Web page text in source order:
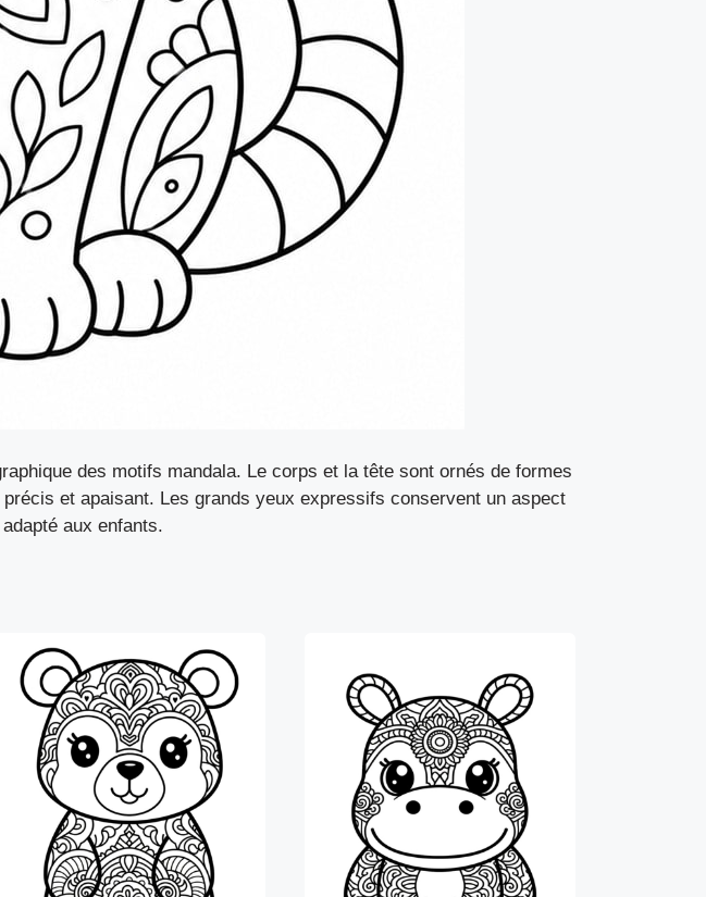
des motifs mandala. Le corps et la tête sont ornés de formes
et apaisant. Les grands yeux expressifs conservent un aspect
aux enfants.